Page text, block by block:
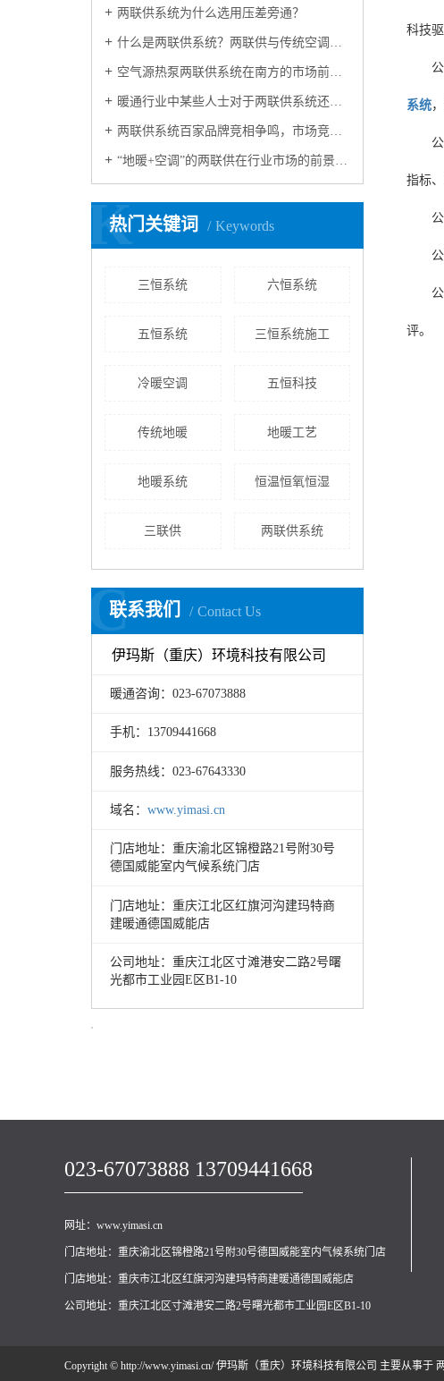
两联供系统为什么选用压差旁通？
什么是两联供系统？两联供与传统空调有什么区别？！
空气源热泵两联供系统在南方的市场前景如何？
暖通行业中某些人士对于两联供系统还存在不少商业误解
两联供系统百家品牌竞相争鸣，市场竞争已然白热化！
“地暖+空调”的两联供在行业市场的前景怎么样？
热门关键词 Keywords
K
三恒系统 ​六恒系统
五恒系统 三恒系统施工
冷暖空调 五恒科技
传统地暖 地暖工艺
地暖系统 恒温恒氧恒湿
​三联供 两联供系统
联系我们 Contact Us
C
伊玛斯（重庆）环境科技有限公司
暖通咨询：023-67073888
手机：13709441668
服务热线：023-67643330
域名： www.yimasi.cn
门店地址：重庆渝北区锦橙路21号附30号
德国威能室内气候系统门店
门店地址：重庆江北区红旗河沟建玛特商
建暖通德国威能店
公司地址：重庆江北区寸滩港安二路2号曙
光都市工业园E区B1-10
科技
系统
指标
评。
023-67073888 13709441668
网址：www.yimasi.cn
门店地址：重庆渝北区锦橙路21号附30号德国威能室内气候系统门店
门店地址：重庆市江北区红旗河沟建玛特商建暖通德国威能店
公司地址：重庆江北区寸滩港安二路2号曙光都市工业园E区B1-10
Copyright © http://www.yimasi.cn/ 伊玛斯（重庆）环境科技有限公司 主要从事于